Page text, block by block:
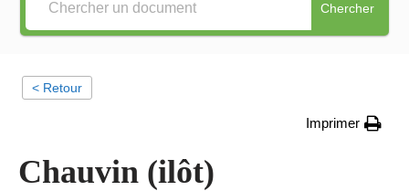
Chercher
< Retour
Imprimer
Chauvin (ilôt)